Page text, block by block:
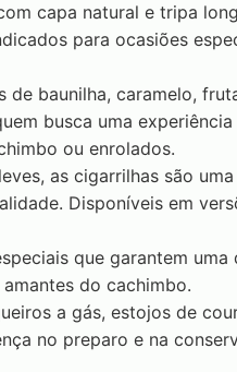
capa natural e tripa
para ocasiões
de baunilha, caramelo,
busca uma
ou enrolados.
as cigarrilhas são
Disponíveis em
que garantem
do cachimbo.
a gás, estojos de
no preparo e na